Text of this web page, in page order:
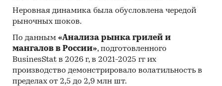
Неровная динамика была обусловлена чередой
рыночных шоков.
По данным «Анализа рынка грилей и
мангалов в России», подготовленного
BusinesStat в 2026 г, в 2021-2025 гг их
производство демонстрировало волатильность в
пределах от 2,5 до 2,9 млн шт.